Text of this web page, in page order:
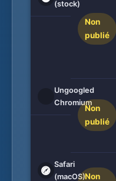
(stock)
Non
publié
Ungoogled
Chromium
Non
publié
Safari
(macOS)Non